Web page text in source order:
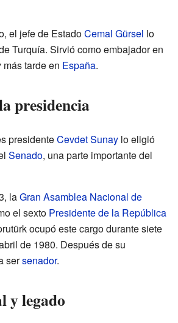
el jefe de EstadoCemal Gürsel lo
Turquía. Sirvió como embajador en
más tarde en España.
presidencia
presidenteCevdet Sunay lo eligió
Senado, una parte importante del
laGran Asamblea Nacional de
el sexto Presidente de la República
ocupó este cargo durante siete
de 1980. Después de su
sersenador.
y legado